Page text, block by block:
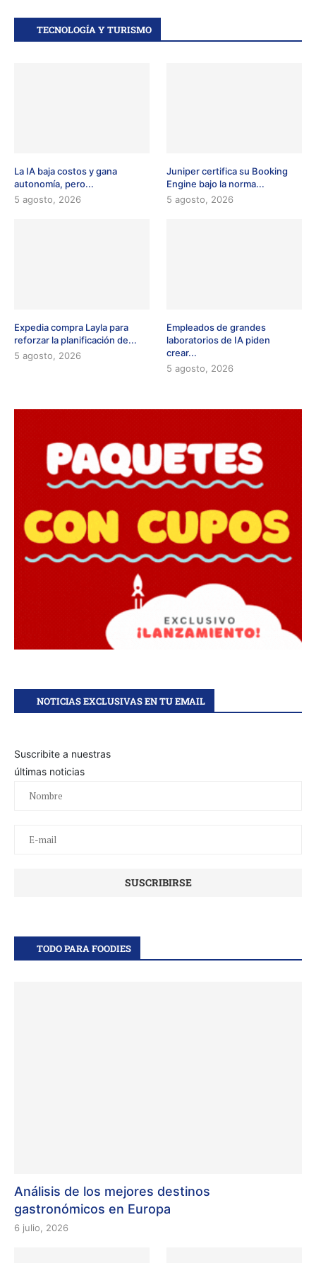
TECNOLOGÍA Y TURISMO
La IA baja costos y gana
autonomía, pero...
5 agosto, 2026
Juniper certifica su Booking
Engine bajo la norma...
5 agosto, 2026
Expedia compra Layla para
reforzar la planificación de...
5 agosto, 2026
Empleados de grandes
laboratorios de IA piden
crear...
5 agosto, 2026
NOTICIAS EXCLUSIVAS EN TU EMAIL
Suscribite a nuestras
últimas noticias
TODO PARA FOODIES
Análisis de los mejores destinos
gastronómicos en Europa
6 julio, 2026